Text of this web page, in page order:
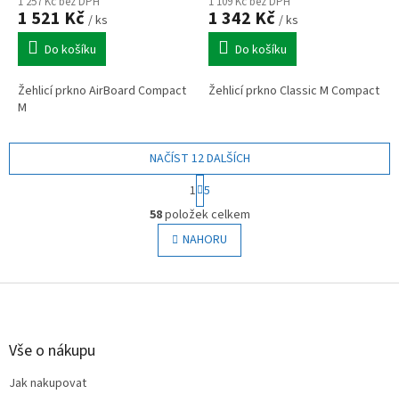
1 521 Kč / ks
Do košíku
Žehlicí prkno AirBoard Compact
M
1 342 Kč / ks
Do košíku
Žehlicí prkno Classic M Compact
O
v
l
á
NAČÍST 12 DALŠÍCH
S
t
r
á
n
k
v
1 5
58položek celkem
NAHORU
Z
Vše o nákupu
Jak nakupovat